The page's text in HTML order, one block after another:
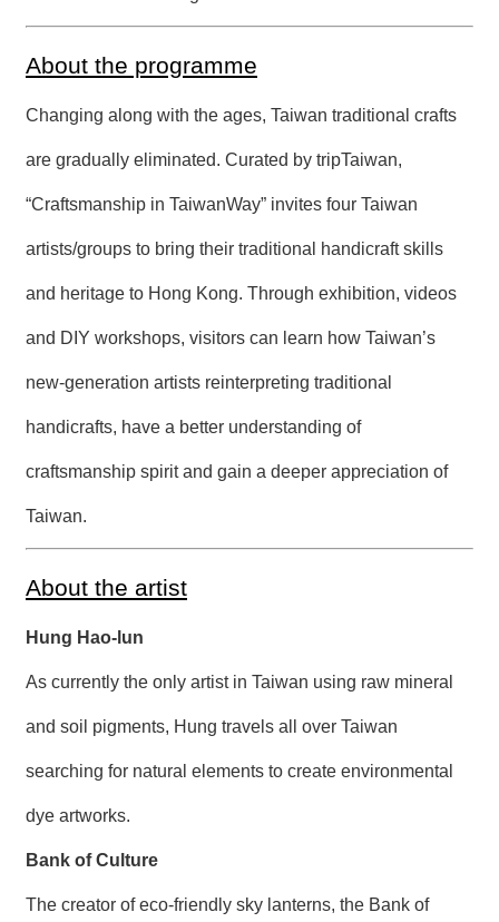
About the programme
Changing along with the ages, Taiwan traditional crafts
are gradually eliminated. Curated by tripTaiwan,
“Craftsmanship in TaiwanWay” invites four Taiwan
artists/groups to bring their traditional handicraft skills
and heritage to Hong Kong. Through exhibition, videos
and DIY workshops, visitors can learn how Taiwan’s
new-generation artists reinterpreting traditional
handicrafts, have a better understanding of
craftsmanship spirit and gain a deeper appreciation of
Taiwan.
About the artist
Hung Hao-lun
As currently the only artist in Taiwan using raw mineral
and soil pigments, Hung travels all over Taiwan
searching for natural elements to create environmental
dye artworks.
Bank of Culture
The creator of eco-friendly sky lanterns, the Bank of